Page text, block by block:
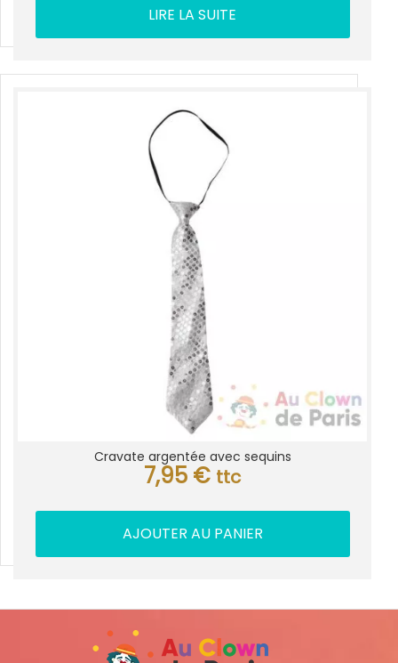
LIRE LA SUITE
Cravate argentée avec sequins
7,95 € ttc
AJOUTER AU PANIER